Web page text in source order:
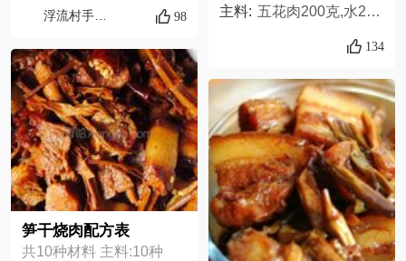
浮流村手工食坊 98
笋干烧肉配方表
共10种材料 主料:10种
主料: 五花肉200克,水2饭碗,笋干100克,干辣椒2个,盐5克,酱油15克,八角2个,油2汤匙,
134